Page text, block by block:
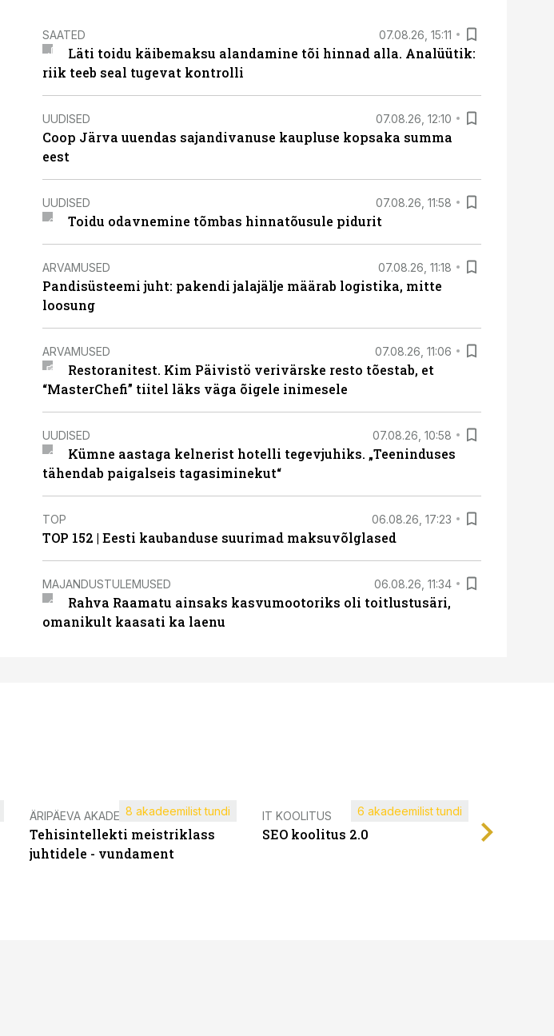
SAATED 07.08.26, 15:11
Läti toidu käibemaksu alandamine tõi hinnad alla. Analüütik:
riik teeb seal tugevat kontrolli
UUDISED 07.08.26, 12:10
Coop Järva uuendas sajandivanuse kaupluse kopsaka summa
eest
UUDISED 07.08.26, 11:58
Toidu odavnemine tõmbas hinnatõusule pidurit
ARVAMUSED 07.08.26, 11:18
Pandisüsteemi juht: pakendi jalajälje määrab logistika, mitte
loosung
ARVAMUSED 07.08.26, 11:06
Restoranitest. Kim Päivistö verivärske resto tõestab, et
“MasterChefi” tiitel läks väga õigele inimesele
UUDISED 07.08.26, 10:58
Kümne aastaga kelnerist hotelli tegevjuhiks. „Teeninduses
tähendab paigalseis tagasiminekut“
TOP 06.08.26, 17:23
TOP 152 | Eesti kaubanduse suurimad maksuvõlglased
MAJANDUSTULEMUSED 06.08.26, 11:34
Rahva Raamatu ainsaks kasvumootoriks oli toitlustusäri,
omanikult kaasati ka laenu
ÄRIPÄEVA AKADEEMIA
Tehisintellekti meistriklass
juhtidele - vundament
8 akadeemilist tundi IT KOOLITUS
SEO koolitus 2.0
6 akadeemilist tundi